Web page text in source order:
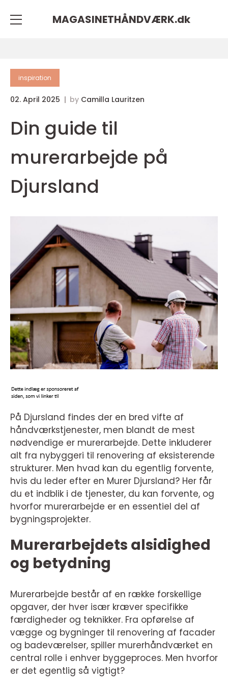
MAGASINETHÅNDVÆRK.dk
inspiration
02. April 2025 by Camilla Lauritzen
Din guide til
murerarbejde på
Djursland
På Djursland findes der en bred vifte af
håndværkstjenester, men blandt de mest
nødvendige er murerarbejde. Dette inkluderer
alt fra nybyggeri til renovering af eksisterende
strukturer. Men hvad kan du egentlig forvente,
hvis du leder efter en Murer Djursland? Her får
du et indblik i de tjenester, du kan forvente, og
hvorfor murerarbejde er en essentiel del af
bygningsprojekter.
Murerarbejdets alsidighed
og betydning
Murerarbejde består af en række forskellige
opgaver, der hver især kræver specifikke
færdigheder og teknikker. Fra opførelse af
vægge og bygninger til renovering af facader
og badeværelser, spiller murerhåndværket en
central rolle i enhver byggeproces. Men hvorfor
er det egentlig så vigtigt?